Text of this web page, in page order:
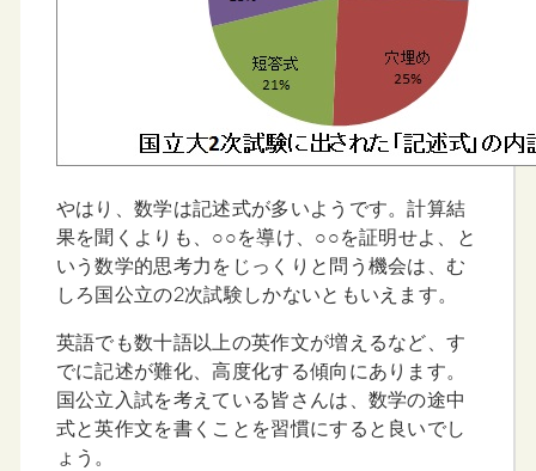
やはり、数学は記述式が多いようです。計算結
果を聞くよりも、○○を導け、○○を証明せよ、と
いう数学的思考力をじっくりと問う機会は、む
しろ国公立の2次試験しかないともいえます。
英語でも数十語以上の英作文が増えるなど、す
でに記述が難化、高度化する傾向にあります。
国公立入試を考えている皆さんは、数学の途中
式と英作文を書くことを習慣にすると良いでし
ょう。